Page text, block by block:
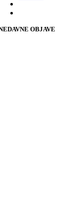
OBJAVE